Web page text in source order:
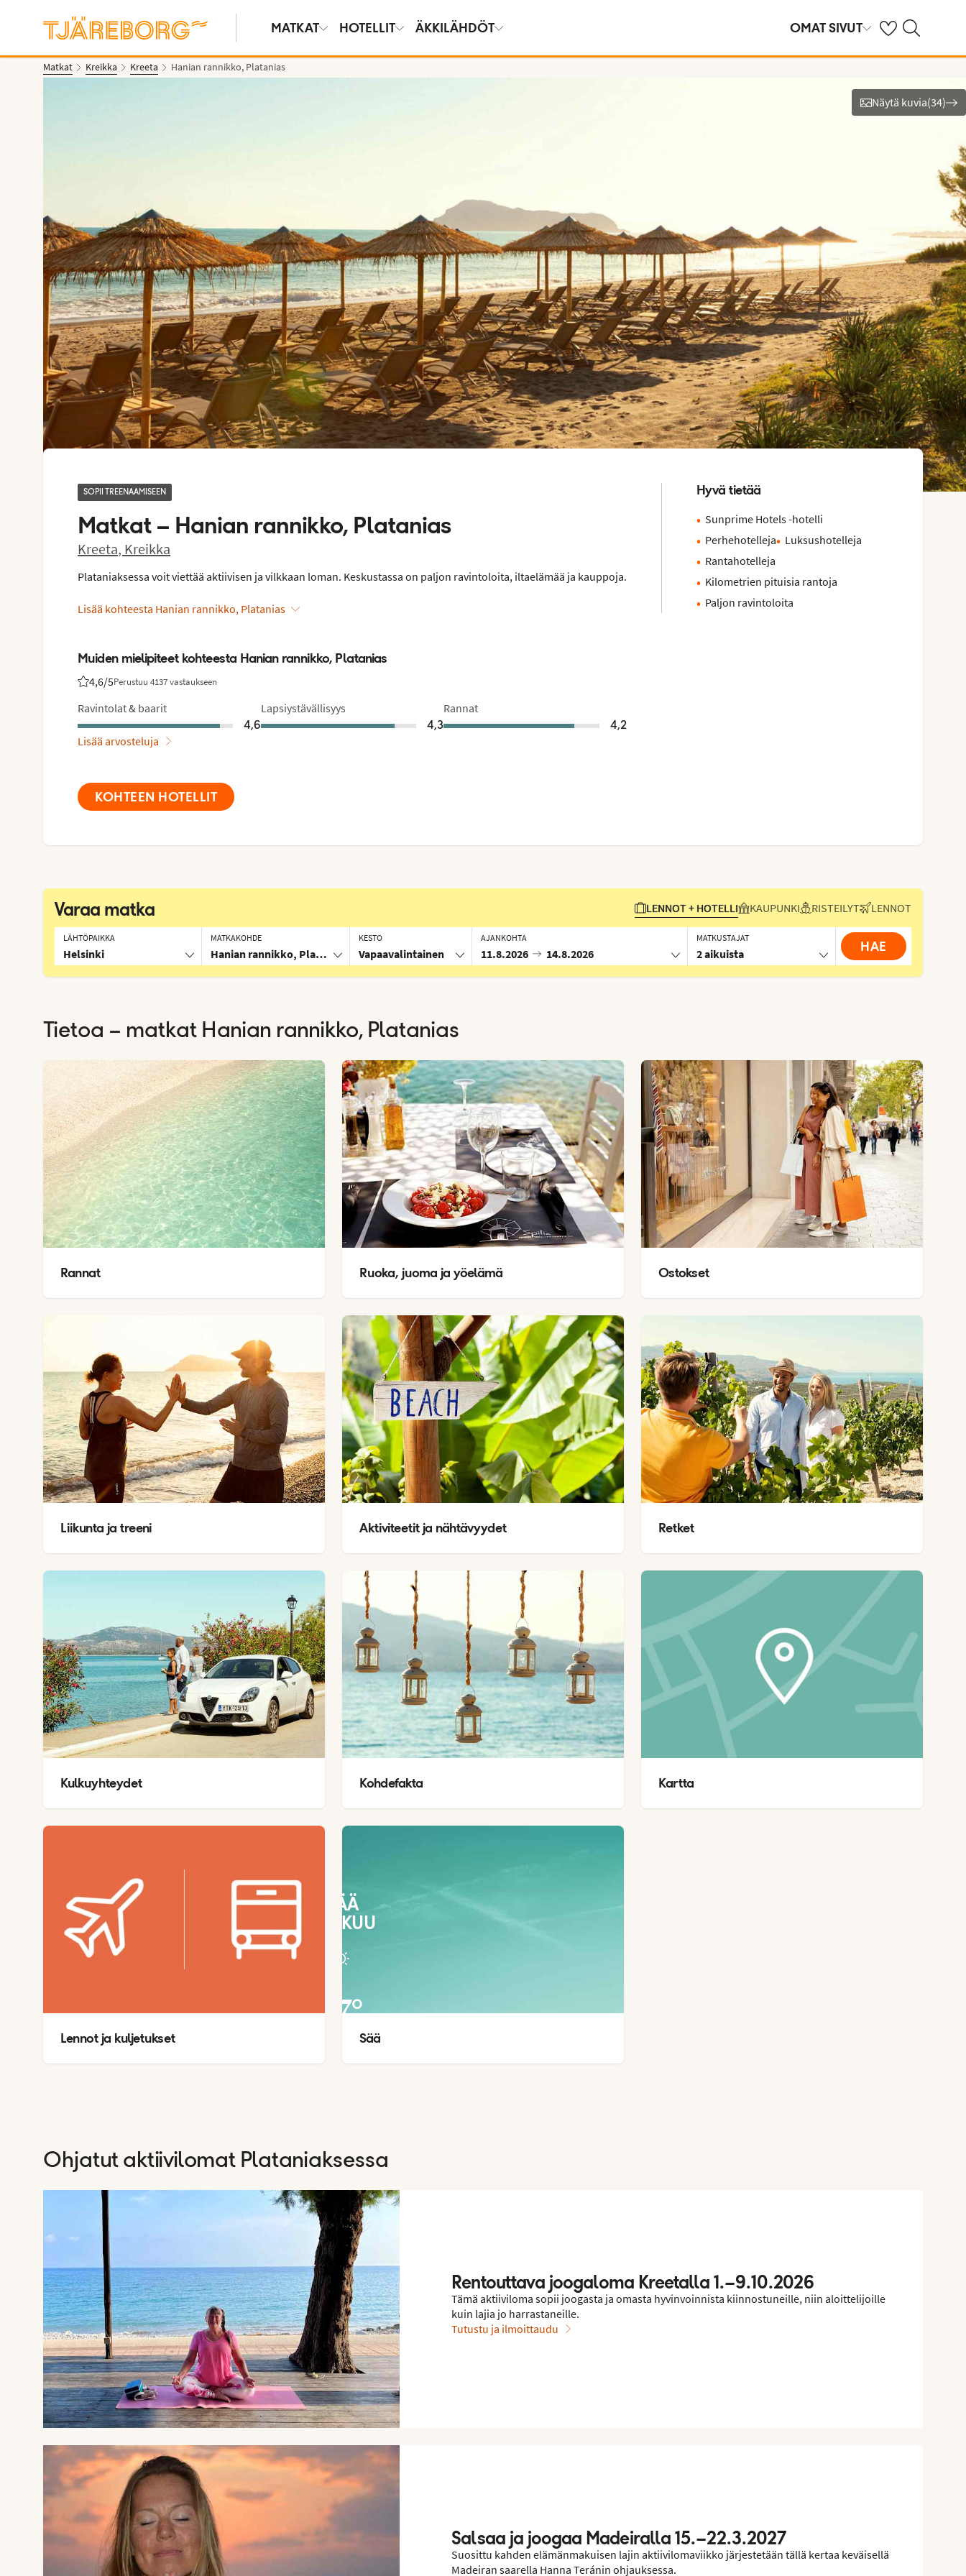
MATKAT HOTELLIT ÄKKILÄHDÖT OMAT SIVUT OmatHaku
Matkat Kreikka Kreeta Hanian rannikko, Platanias
Näytä kuvia
Näytä kuvia(34)
SOPII TREENAAMISEEN
Matkat – Hanian rannikko, Platanias
Kreeta, Kreikka
Plataniaksessa voit viettää aktiivisen ja vilkkaan loman. Keskustassa on paljon ravintoloita, iltaelämää ja kauppoja.
Lisää kohteesta Hanian rannikko, Platanias
Muiden mielipiteet kohteesta Hanian rannikko, Platanias
4,6/5Perustuu 4137 vastaukseen
Asiakkaidemme arviot: 4.6/5
Ravintolat & baarit
4,6
Lapsiystävällisyys
4,3
Rannat
4,2
Lisää arvosteluja
KOHTEEN HOTELLIT
Hyvä tietää
Sunprime Hotels -hotelli
Perhehotelleja
Luksushotelleja
Rantahotelleja
Kilometrien pituisia rantoja
Paljon ravintoloita
Varaa matka LENNOT + HOTELLI KAUPUNKI RISTEILYT LENNOT
LÄHTÖPAIKKA
Helsinki
MATKAKOHDE
Hanian rannikko, Platanias, Kreikka
KESTO
Vapaavalintainen
AJANKOHTA
11.8.2026 14.8.2026
MATKUSTAJAT
2 aikuista HAE
Tietoa – matkat Hanian rannikko, Platanias
Rannat Ruoka, juoma ja yöelämä Ostokset
Liikunta ja treeni Aktiviteetit ja nähtävyydet Retket
Kulkuyhteydet Kohdefakta
Lennot ja kuljetukset
SÄÄ
ELOKUU
27°Sää
Ohjatut aktiivilomat Plataniaksessa
Rentouttava joogaloma Kreetalla 1.–9.10.2026
Tämä aktiiviloma sopii joogasta ja omasta hyvinvoinnista kiinnostuneille, niin aloittelijoille
kuin lajia jo harrastaneille.
Tutustu ja ilmoittaudu
Salsaa ja joogaa Madeiralla 15.–22.3.2027
Suosittu kahden elämänmakuisen lajin aktiivilomaviikko järjestetään tällä kertaa keväisellä
Madeiran saarella Hanna Teránin ohjauksessa.